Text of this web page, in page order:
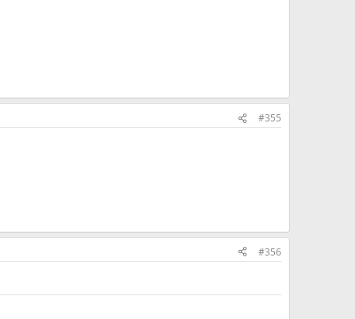
#355
#356